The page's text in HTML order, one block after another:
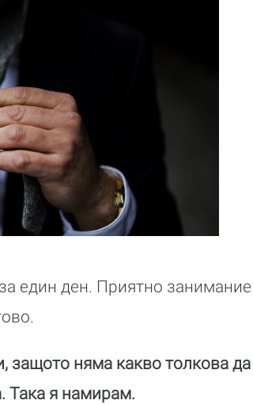
един ден. Приятно
защото няма какво толкова
Така я намирам.